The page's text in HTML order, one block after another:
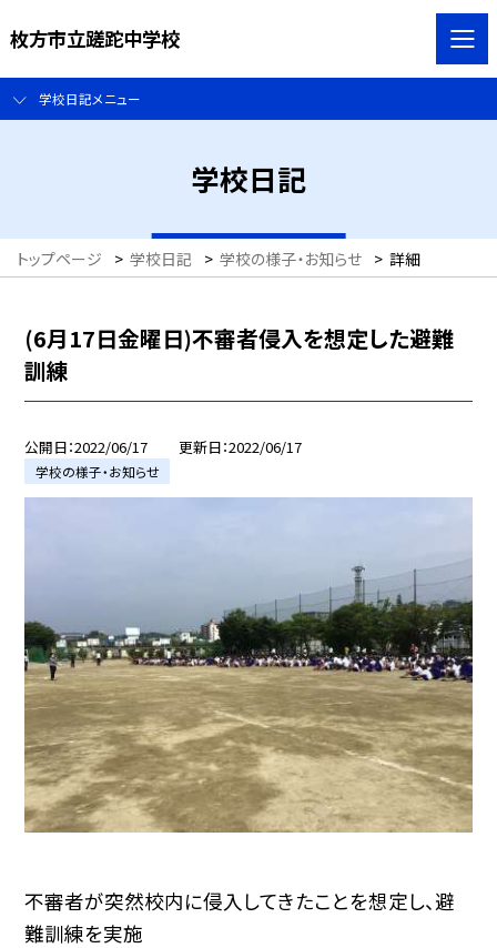
枚方市立蹉跎中学校
学校日記メニュー
学校日記
トップページ > 学校日記 > 学校の様子・お知らせ > 詳細
(6月17日金曜日)不審者侵入を想定した避難
訓練
公開日 2022/06/17 更新日 2022/06/17
学校の様子・お知らせ
不審者が突然校内に侵入してきたことを想定し、避
難訓練を実施